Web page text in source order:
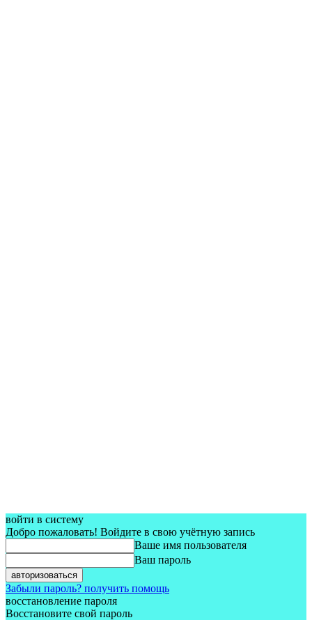
войти в систему
Добро пожаловать! Войдите в свою учётную запись
Ваше имя пользователя
Ваш пароль
Забыли пароль? получить помощь
восстановление пароля
Восстановите свой пароль